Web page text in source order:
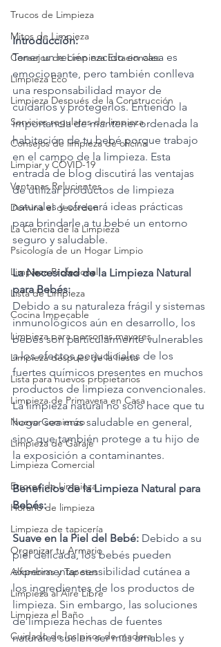
Trucos de Limpieza
Mitos de Limpieza
Consejos de Limpieza Estacionales
Limpieza Eco
Limpieza Después de la Construcción
Servicios regulares de limpieza
Consejos de limpieza de oficina
Limpiar y COVID-19
Ventanas Relucientes
Domina el desorden
La Ciencia de la Limpieza
Psicología de un Hogar Limpio
Limpieza Profesional
Lista de Limpieza
Cocina Impecable
Limpieza para personas mayores
Limpieza después de la fiesta
Lista para nuevos propietarios
Limpieza de Primavera en Casa
Nuevo Comienzo
Limpieza de Garaje
Limpieza Comercial
Errores de Limpieza
Horario de limpieza
Limpieza de tapicería
Organizar tu Armario
Alfombras y Tapetes
Limpieza al Aire Libre
Limpieza el Baño
Cuidado de los pisos de madera
Introducción:
Tener un recién nacido en casa es
emocionante, pero también conlleva
una responsabilidad mayor de
cuidarlos y protegerlos. Entiendo la
importancia de mantener ordenada la
habitación de tu bebé porque trabajo
en el campo de la limpieza. Esta
entrada de blog discutirá las ventajas
de utilizar productos de limpieza
naturales y ofrecerá ideas prácticas
para brindarle a tu bebé un entorno
seguro y saludable.
La Necesidad de la Limpieza Natural
para Bebés:
Debido a su naturaleza frágil y sistemas
inmunológicos aún en desarrollo, los
bebés son particularmente vulnerables
a los efectos perjudiciales de los
fuertes químicos presentes en muchos
productos de limpieza convencionales.
La limpieza natural no solo hace que tu
hogar sea más saludable en general,
sino que también protege a tu hijo de
la exposición a contaminantes.
Beneficios de la Limpieza Natural para
Bebés:
Suave en la Piel del Bebé: Debido a su
piel delicada, los bebés pueden
experimentar sensibilidad cutánea a
los ingredientes de los productos de
limpieza. Sin embargo, las soluciones
de limpieza hechas de fuentes
naturales suelen ser más amables y